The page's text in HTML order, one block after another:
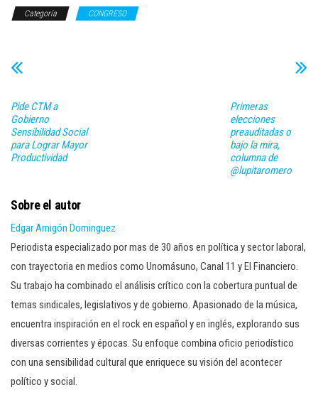
Categoría CONGRESO
Pide CTM a
Gobierno
Sensibilidad Social
para Lograr Mayor
Productividad
Primeras
elecciones
preauditadas o
bajo la mira,
columna de
@lupitaromero
Sobre el autor
Edgar Amigón Dominguez
Periodista especializado por mas de 30 años en política y sector laboral,
con trayectoria en medios como Unomásuno, Canal 11 y El Financiero.
Su trabajo ha combinado el análisis crítico con la cobertura puntual de
temas sindicales, legislativos y de gobierno. Apasionado de la música,
encuentra inspiración en el rock en español y en inglés, explorando sus
diversas corrientes y épocas. Su enfoque combina oficio periodístico
con una sensibilidad cultural que enriquece su visión del acontecer
político y social.